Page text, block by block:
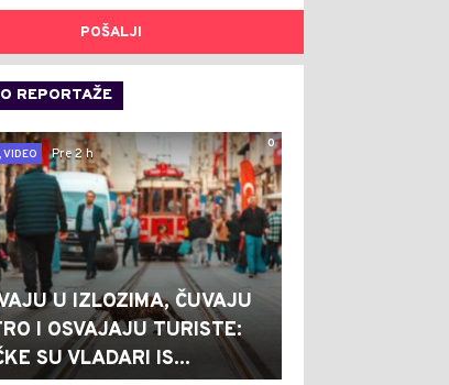
POŠALJI
REPORTAŽE
0
VIDEO
Pre 2 h
U IZLOZIMA, ČUVAJU
I OSVAJAJU TURISTE:
SU VLADARI IS...